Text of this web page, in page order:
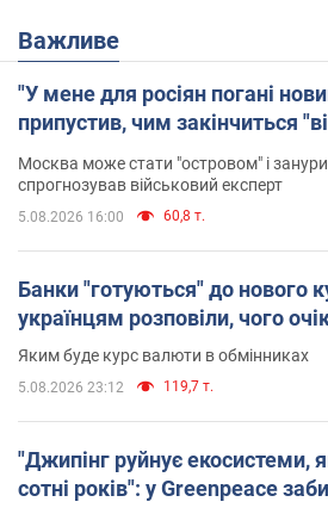
Важливе
"У мене для росіян погані
припустив, чим закінчиться
Москва може стати "островом" і
спрогнозував військовий експерт
5.08.2026 16:00 60,8 т.
Банки "готуються" до нового
українцям розповіли, чого
Яким буде курс валюти в обмінниках
5.08.2026 23:12 119,7 т.
"Джипінг руйнує екосистеми,
сотні років": у Greenpeace